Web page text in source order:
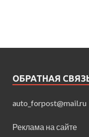
ОБРАТНАЯ
auto_forpost@mail.ru
Реклама на сайте